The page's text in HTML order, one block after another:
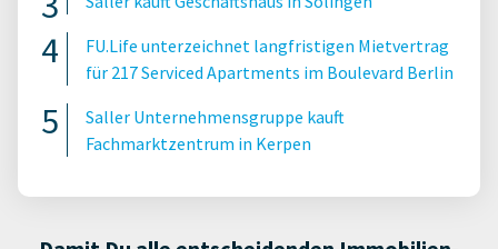
FU.Life unterzeichnet langfristigen Mietvertrag
für 217 Serviced Apartments im Boulevard Berlin
Saller Unternehmensgruppe kauft
Fachmarktzentrum in Kerpen